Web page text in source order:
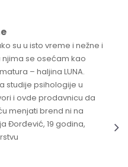
su u isto vreme i nežne i
se osećam kao
– haljina LUNA.
studije psihologije u
i ovde prodavnicu da
menjati brend ni na
Đorđević, 19 godina,